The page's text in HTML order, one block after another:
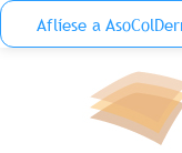
Pasar al contenido
Menu Top Anónimo
Aflíese a